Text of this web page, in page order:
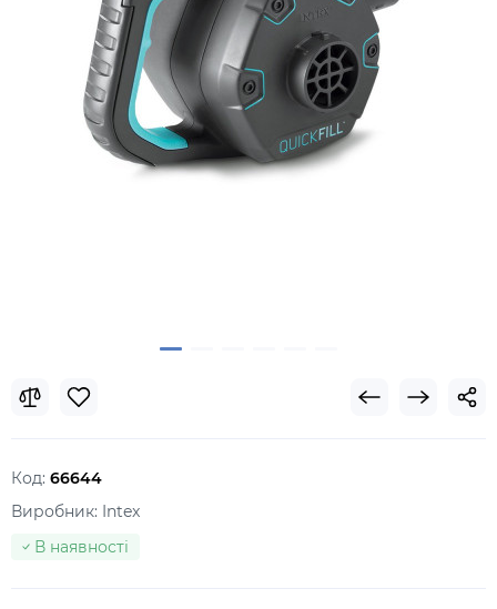
Код: 66644
Виробник: Intex
В наявності